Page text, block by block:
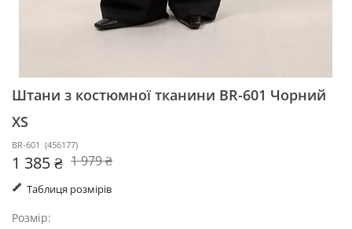
Штани з костюмної тканини BR-601 Чорний
XS
BR-601 (456177)
1 385 ₴ 1 979 ₴
Таблиця розмірів
Розмір: